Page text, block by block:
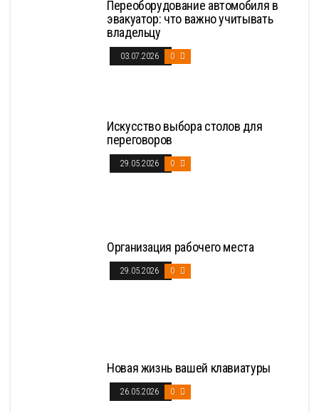
Переоборудование автомобиля в
эвакуатор: что важно учитывать
владельцу
03.07.2026 0
Искусство выбора столов для
переговоров
29.05.2026 0
Организация рабочего места
29.05.2026 0
Новая жизнь вашей клавиатуры
26.05.2026 0